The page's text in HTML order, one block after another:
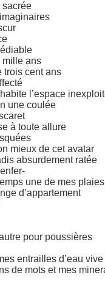
sacrée
mille ans
trois cent ans
l’espace
une coulée
à toute allure
mieux de cet avatar
absurdement ratée
une de mes plaies
d’appartement
pour poussières
entrailles d’eau vive
de mots et mes